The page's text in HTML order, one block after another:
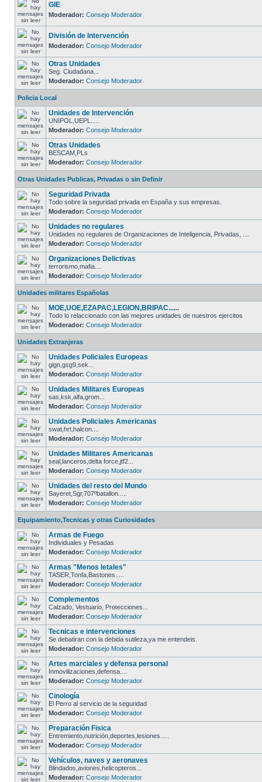
GIE
Moderador: Consejo Moderador
División de Intervención
Moderador: Consejo Moderador
Otras Unidades
Seg. Ciudadana...
Moderador: Consejo Moderador
Policia Local
Unidades de Intervención
UNIPOL,UEPL.....
Moderador: Consejo Moderador
Otras Unidades
BESCAM,PLs
Moderador: Consejo Moderador
Otras Unidades Publicas, Privadas o sin Definir
Seguridad Privada
Todo sobre la seguridad privada en España y sus empresas.
Moderador: Consejo Moderador
Unidades no regulares
Unidades no regulares de Organizaciones de Inteligencia, Privadas, ....
Moderador: Consejo Moderador
Organizaciones Delictivas
terrorismo,mafia....
Moderador: Consejo Moderador
Unidades militares Españolas
MOE,UOE,EZAPAC,LEGION,BRIPAC......
Todo lo relaccionado con las mejores unidades de nuestros ejercitos
Moderador: Consejo Moderador
Unidades Extranjeras
Unidades Policiales Europeas
gign,gsg9,sek...
Moderador: Consejo Moderador
Unidades Militares Europeas
sas,ksk,alfa,grom...
Moderador: Consejo Moderador
Unidades Policiales Americanas
swat,hrt,halcon....
Moderador: Consejo Moderador
Unidades Militares Americanas
seal,lanceros,delta force,jtf2...
Moderador: Consejo Moderador
Unidades del resto del Mundo
Sayeret,Sgr,707ºbatallon.....
Moderador: Consejo Moderador
Equipamiento,Tecnicas y otras Curiosidades
Armas de Fuego
Individuales y Pesadas
Moderador: Consejo Moderador
Armas "Menos letales"
TASER,Tonfa,Bastones.....
Moderador: Consejo Moderador
Complementos
Calzado, Vestuario, Protecciones...
Moderador: Consejo Moderador
Tecnicas e intervenciones
Se debatiran con la debida sutileza,ya me entendeis.
Moderador: Consejo Moderador
Artes marciales y defensa personal
Inmovilizaciones,defensa....
Moderador: Consejo Moderador
Cinología
El Perro al servicio de la seguridad
Moderador: Consejo Moderador
Preparación Fisica
Entremiento,nutrición,deportes,lesiones.....
Moderador: Consejo Moderador
Vehículos, naves y aeronaves
Blindados,aviones,helicopteros...
Moderador: Consejo Moderador